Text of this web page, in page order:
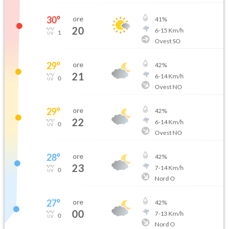
30°
1
ore
20
41%
6-15 Km/h
Ovest SO
29°
0
ore
21
42%
6-14Km/h
Ovest NO
29°
0
ore
22
42%
6-14Km/h
Ovest NO
28°
0
ore
23
42%
7-14Km/h
Nord O
27°
0
ore
00
42%
7-13 Km/h
Nord O